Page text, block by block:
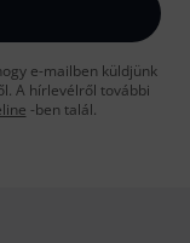
e-mailben küldjünk
A hírlevélről további
-ben talál.